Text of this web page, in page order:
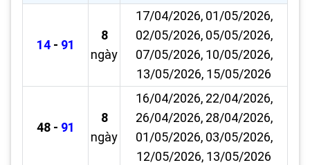
14- 91
8
ngày
17/04/2026, 01/05/2026,
02/05/2026, 05/05/2026,
07/05/2026, 10/05/2026,
13/05/2026, 15/05/2026
48 - 91
8
ngày
16/04/2026, 22/04/2026,
26/04/2026, 28/04/2026,
01/05/2026, 03/05/2026,
12/05/2026, 13/05/2026